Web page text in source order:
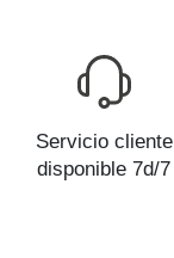
Servicio cliente
disponible 7d/7